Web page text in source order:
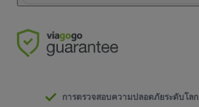
การตรวจสอบความปลอดภัยระดับโลก